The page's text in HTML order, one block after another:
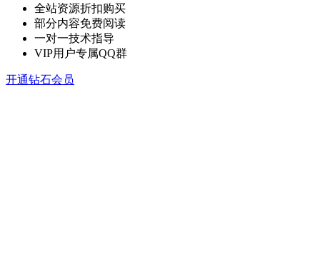
全站资源折扣购买
部分内容免费阅读
一对一技术指导
VIP用户专属QQ群
开通钻石会员